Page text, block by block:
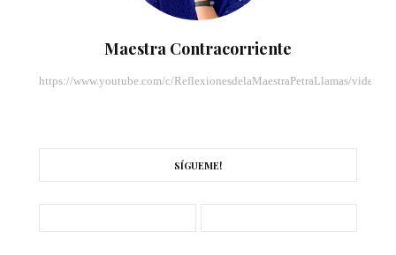
Maestra Contracorriente
https://www.youtube.com/c/ReflexionesdelaMaestraPetraLlamas/videos
SÍGUEME!